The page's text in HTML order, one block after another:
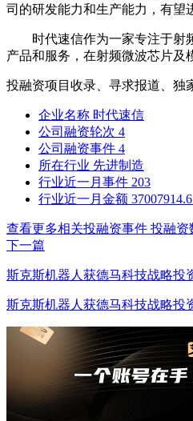
司的研发能力和生产能力，有望
时代速信作为一家专注于射频
产品和服务，在射频微波芯片及
投融资项目收录、寻求报道、独
企业名称 时代速信
公司融资轮次 4
公司融资事件 4
所在行业 先进制造
行业近一月事件 203
行业近一月金额
查看更多相关投融资事件 投融资
下一篇
斯克斯机器人获德马科技战略投
斯克斯机器人获德马科技战略投